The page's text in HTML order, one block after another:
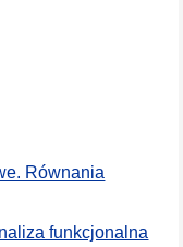
Równania
funkcjonalna